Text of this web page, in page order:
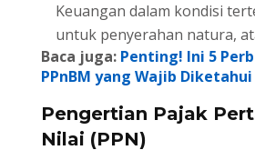
Keuangan dalam kondisi
untuk penyerahan natura,
Baca juga: Penting! Ini 5
PPnBM yang Wajib
Pengertian Pajak
Nilai (PPN)